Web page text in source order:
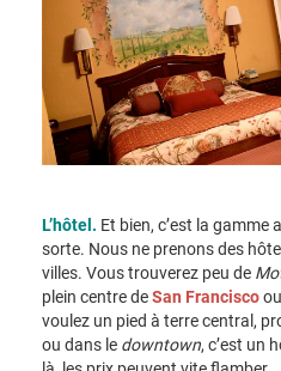
L’hôtel. Et bien, c’est la gamme
sorte. Nous ne prenons des
villes. Vous trouverez peu de
plein centre deSan Francisco
voulez un pied à terre central,
ou dans le downtown, c’est un